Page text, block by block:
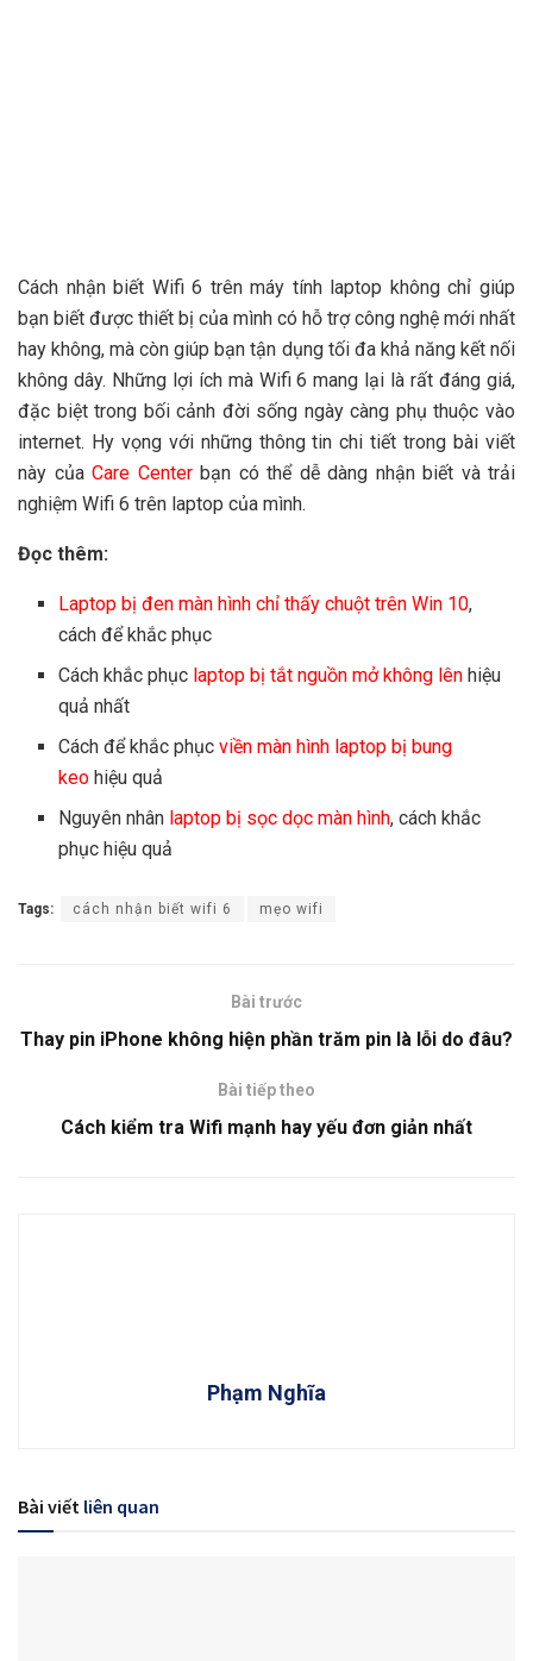
Cách nhận biết Wifi 6 trên máy tính laptop không chỉ giúp
bạn biết được thiết bị của mình có hỗ trợ công nghệ mới nhất
hay không, mà còn giúp bạn tận dụng tối đa khả năng kết nối
không dây. Những lợi ích mà Wifi 6 mang lại là rất đáng giá,
đặc biệt trong bối cảnh đời sống ngày càng phụ thuộc vào
internet. Hy vọng với những thông tin chi tiết trong bài viết
này củaCare Centerbạn có thể dễ dàng nhận biết và trải
nghiệm Wifi 6 trên laptop của mình.
Đọc thêm:
Laptop bị đen màn hình chỉ thấy chuột trên Win 10,
cách để khắc phục
Cách khắc phục laptop bị tắt nguồn mở không lên hiệu
quả nhất
Cách để khắc phục viền màn hình laptop bị bung
keo hiệu quả
Nguyên nhân laptop bị sọc dọc màn hình, cách khắc
phục hiệu quả
Tags: cách nhận biết wifi 6 mẹo wifi
Bài trước
Thay pin iPhone không hiện phần trăm pin là lỗi do đâu?
Bài tiếp theo
Cách kiểm tra Wifi mạnh hay yếu đơn giản nhất
Phạm Nghĩa
Bài viết liên quan